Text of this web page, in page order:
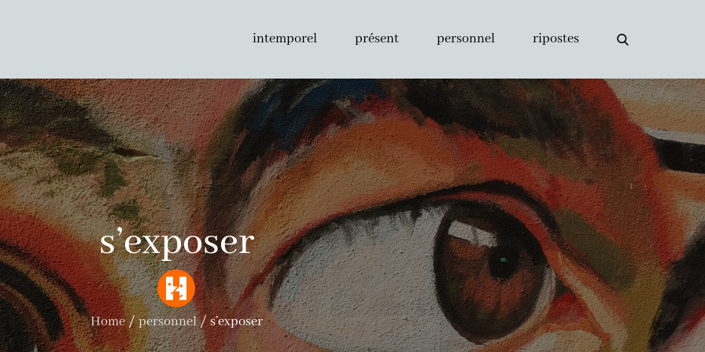
intemporel présent personnel ripostes
s’exposer
Home personnel s’exposer